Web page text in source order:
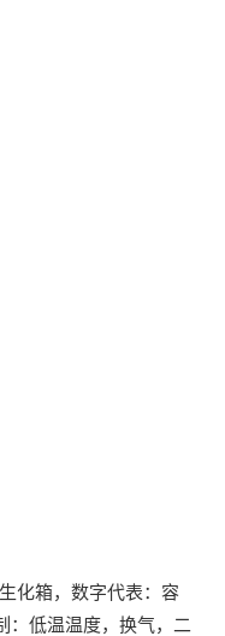
化箱，数字代表：容
：低温温度， 换气，二